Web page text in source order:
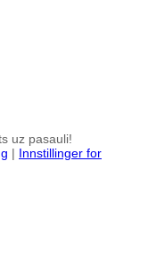
uz pasauli!
| Innstillinger for